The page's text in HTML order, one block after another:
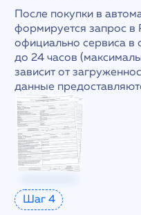
После покупки в
формируется запрос в
официально сервиса в
до 24 часов
зависит от
данные
Шаг 4